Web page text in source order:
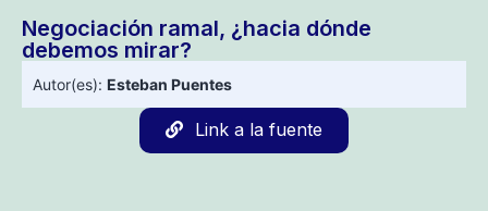
Negociación ramal, ¿hacia dónde
debemos mirar?
Autor(es): Esteban Puentes
Link a la fuente